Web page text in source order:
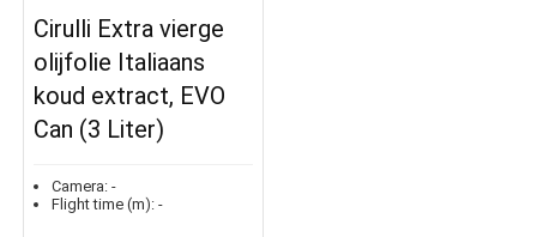
Cirulli Extra vierge
olijfolie Italiaans
koud extract, EVO
Can (3 Liter)
Camera: -
Flight time (m): -